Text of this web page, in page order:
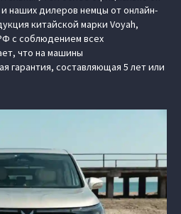
наших дилеров немцы от онлайн-
китайской марки Voyah,
с соблюдением всех
что на машины
гарантия, составляющая 5 лет или